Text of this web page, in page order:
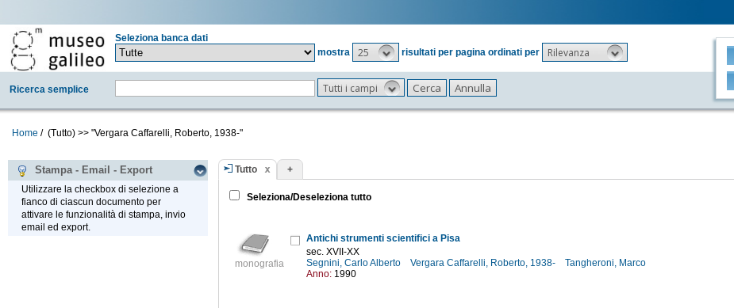
Seleziona banca dati
mostra
25 risultati per pagina ordinati per Rilevanza
Ricerca semplice Tutti i campi
Home / (Tutto) >> "Vergara Caffarelli, Roberto, 1938-"
Stampa - Email - Export
Utilizzare la checkbox di selezione a
fianco di ciascun documento per
attivare le funzionalità di stampa, invio
email ed export.
Tutto +
Seleziona/Deseleziona tutto
monografia
Antichi strumenti scientifici a Pisa
sec. XVII-XX
Segnini, Carlo Alberto
Vergara Caffarelli, Roberto, 1938-
Tangheroni, Marco
Anno: 1990